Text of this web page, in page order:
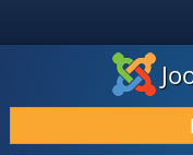
DOWNLOAD & BREID UIT
ONTDEK & LEER